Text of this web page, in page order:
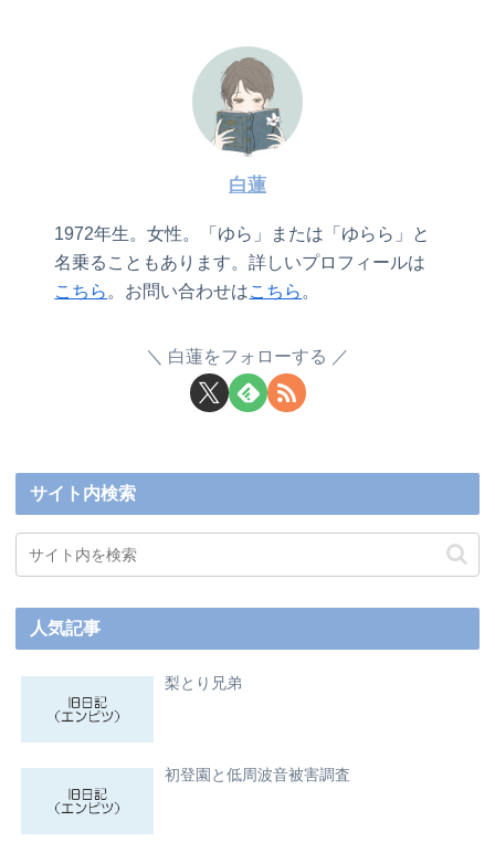
白蓮
1972年生。女性。「ゆら」または「ゆらら」と
名乗ることもあります。詳しいプロフィールは
こちら。お問い合わせはこちら。
白蓮をフォローする
サイト内検索
人気記事
梨とり兄弟
初登園と低周波音被害調査